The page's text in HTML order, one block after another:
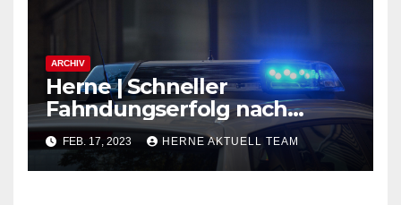
ARCHIV
Herne | Schneller
Fahndungserfolg nach
einem Wohnungseinbruch
FEB. 17, 2023 HERNE AKTUELL TEAM